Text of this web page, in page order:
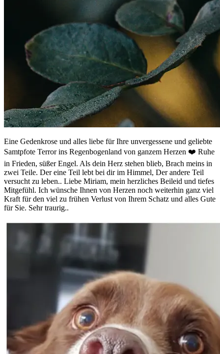
Eine Gedenkrose und alles liebe für Ihre unvergessene und geliebte
Samtpfote Terror ins Regenbogenland von ganzem Herzen ❤️ Ruhe
in Frieden, süßer Engel. Als dein Herz stehen blieb, Brach meins in
zwei Teile. Der eine Teil lebt bei dir im Himmel, Der andere Teil
versucht zu leben.. Liebe Miriam, mein herzliches Beileid und tiefes
Mitgefühl. Ich wünsche Ihnen von Herzen noch weiterhin ganz viel
Kraft für den viel zu frühen Verlust von Ihrem Schatz und alles Gute
für Sie. Sehr traurig..